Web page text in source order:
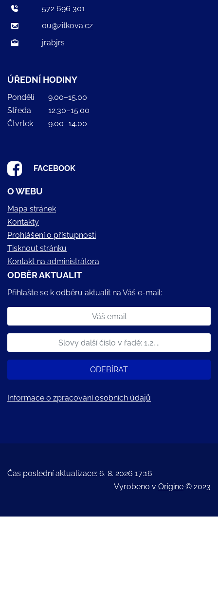
572 696 301
ou@zitkova.cz
jrabjrs
ÚŘEDNÍ HODINY
Pondělí
9.00–15.00
Středa
12.30–15.00
Čtvrtek
9.00–14.00
FACEBOOK
O WEBU
Mapa stránek
Kontakty
Prohlášení o přístupnosti
Tisknout stránku
Kontakt na administrátora
ODBĚR AKTUALIT
Přihlašte se k odběru aktualit na Váš e-mail:
ODEBÍRAT
Informace o zpracování osobních údajů
Čas poslední aktualizace: 6. 8. 2026 17:16
Vyrobeno v Origine © 2023